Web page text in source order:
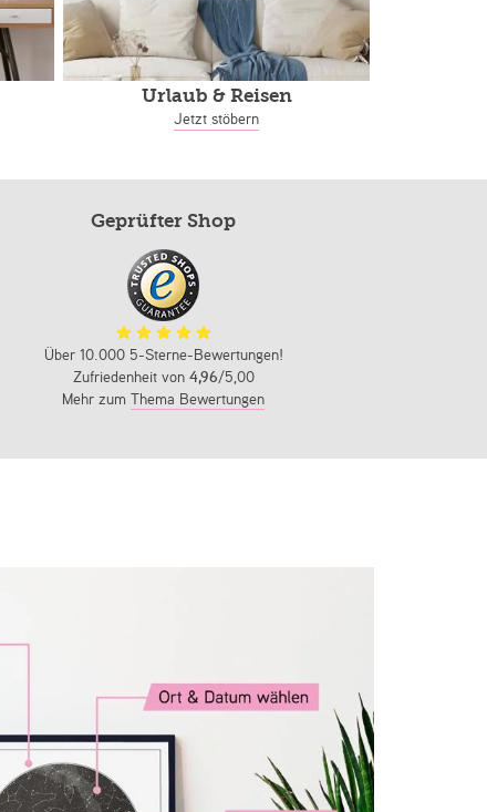
Urlaub & Reisen
Jetzt stöbern
Geprüfter Shop
Über 10.000 5-Sterne-Bewertungen!
Zufriedenheit von 4,96/5,00
Mehr zumThema Bewertungen